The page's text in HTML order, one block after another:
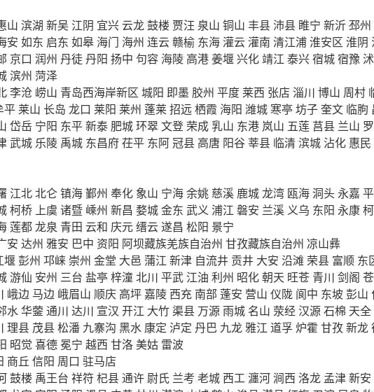
山 滨湖 新吴 江阴 宜兴 云龙鼓楼 贾汪 泉山 铜山 丰县 沛县 睢宁 新沂邳州
安 如东 启东 如皋 海门 海州 连云赣榆 东海灌云灌南 清江浦淮安区 淮阴
京口 润州 丹徒丹阳 扬中 句容 海陵 高港姜堰兴化靖江 泰兴宿城宿豫
滨州 菏泽
李沧 崂山 青岛西海岸新区 城阳 即墨 胶州 平度 莱西 张店 淄川 博山 周村
平 莱山 长岛 龙口 莱阳 莱州 蓬莱招远 栖霞 海阳 潍城 寒亭 坊子奎文 临朐
岱岳 宁阳 东平新泰 肥城环翠文登 荣成乳山 东港 岚山 五莲 莒县 兰山
武城 乐陵 禹城 东昌府茌平 东阿冠县 高唐 阳谷莘县 临清滨城 沾化 惠民
江北北仑镇海鄞州 奉化 象山 宁海余姚 慈溪 鹿城龙湾 瓯海洞头 永嘉
柯桥 上虞 诸暨 嵊州 新昌 婺城金东 武义 浦江 磐安 兰溪 义乌 东阳 永康
莲都龙泉 青田 云和 庆元缙云遂昌 松阳 景宁
安 达州 雅安 巴中 资阳 阿坝藏族羌族自治州 甘孜藏族自治州 凉山彝
堰彭州 邛崃 崇州 金堂 大邑 蒲江 新津 自流井 贡井 大安 沿滩 荣县 富顺 东
游仙 安州 三台 盐亭 梓潼北川 平武 江油 利州 昭化朝天 旺苍 青川 剑阁
峨边 马边 峨眉山 顺庆 高坪 嘉陵 西充 南部 蓬安 营山 仪陇 阆中 东坡彭山
水华蓥 通川 达川 宣汉 开江 大竹 渠县 万源雨城 名山 荥经汉源石棉 天全
理县 茂县松潘 九寨沟 黑水 康定 泸定 丹巴 九龙雅江 道孚炉霍 甘孜新龙
昭觉 喜德 冕宁 越西 甘洛 美姑 雷波
商丘 信阳 周口 驻马店
鼓楼 禹王台 祥符 杞县通许 尉氏 兰考 老城 西工瀍河涧西 洛龙 孟津新安